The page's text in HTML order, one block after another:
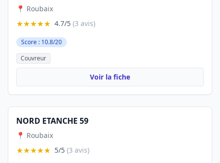
📍 Roubaix
★★★★★ 4.7/5 (3 avis)
Score : 10.8/20
Couvreur
Voir la fiche
NORD ETANCHE 59
📍 Roubaix
★★★★★ 5/5 (3 avis)